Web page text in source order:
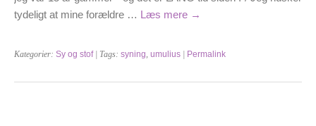
tydeligt at mine forældre … Læs mere →
Kategorier: Sy og stof| Tags: syning, umulius Permalink